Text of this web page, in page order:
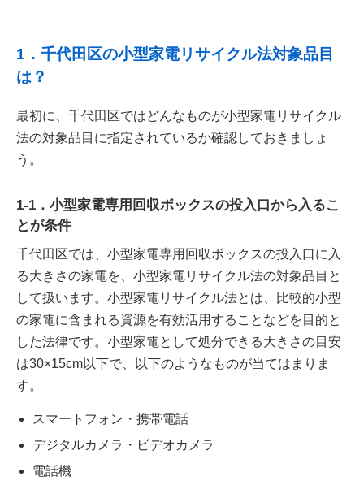
1．千代田区の小型家電リサイクル法対象品目
は？
最初に、千代田区ではどんなものが小型家電リサイクル
法の対象品目に指定されているか確認しておきましょ
う。
1-1．小型家電専用回収ボックスの投入口から入るこ
とが条件
千代田区では、小型家電専用回収ボックスの投入口に入
る大きさの家電を、小型家電リサイクル法の対象品目と
して扱います。小型家電リサイクル法とは、比較的小型
の家電に含まれる資源を有効活用することなどを目的と
した法律です。小型家電として処分できる大きさの目安
は30×15cm以下で、以下のようなものが当てはまりま
す。
スマートフォン・携帯電話
デジタルカメラ・ビデオカメラ
電話機